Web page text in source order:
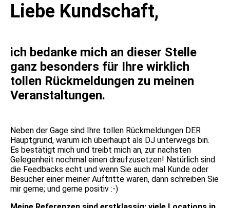
Liebe Kundschaft,
ich bedanke mich an dieser Stelle
ganz besonders für Ihre wirklich
tollen Rückmeldungen zu meinen
Veranstaltungen.
Neben der Gage sind Ihre tollen Rückmeldungen DER
Hauptgrund, warum ich überhaupt als DJ unterwegs bin.
Es bestätigt mich und treibt mich an, zur nächsten
Gelegenheit nochmal einen draufzusetzen! Natürlich sind
die Feedbacks echt und wenn Sie auch mal Kunde oder
Besucher einer meiner Auftritte waren, dann schreiben Sie
mir gerne; und gerne positiv :-)